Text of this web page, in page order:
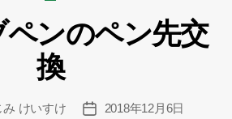
ゴ
リ
ー
ンのペン先交
換
み けいすけ
投
2018年12月6日